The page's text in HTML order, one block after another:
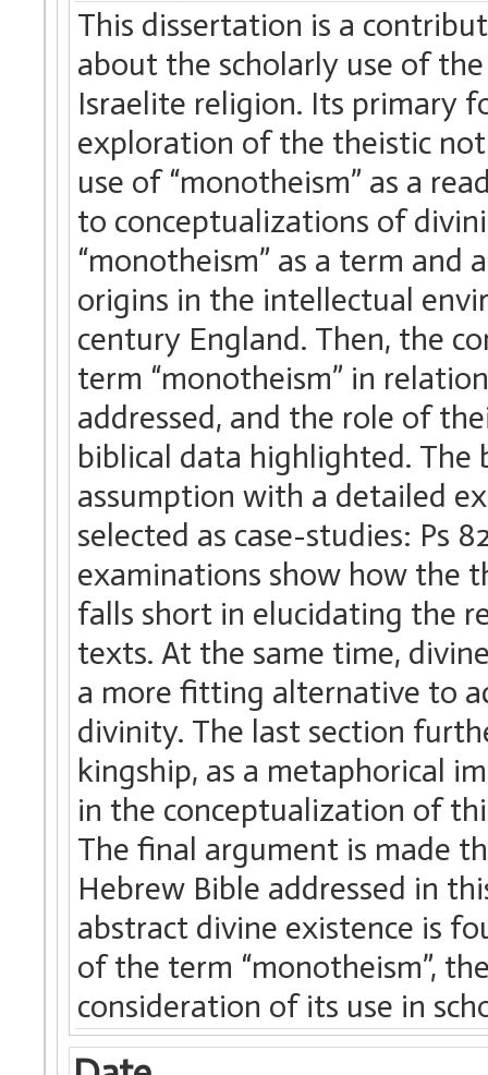
This dissertation is a
about the scholarly use of
Israelite religion. Its primary
exploration of the theistic
use of “monotheism” as a
to conceptualizations of
“monotheism” as a term
origins in the intellectual
century England. Then, the
term “monotheism” in
addressed, and the role of
biblical data highlighted.
assumption with a detailed
selected as case-studies: Ps
examinations show how the
falls short in elucidating the
texts. At the same time,
a more fitting alternative to
divinity. The last section
kingship, as a metaphorical
in the conceptualization of
The final argument is made
Hebrew Bible addressed in
abstract divine existence is
of the term “monotheism”,
consideration of its use in